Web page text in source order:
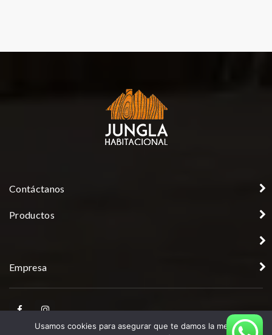
Contáctanos
Productos
Empresa
Usamos cookies para asegurar que te damos la mejor